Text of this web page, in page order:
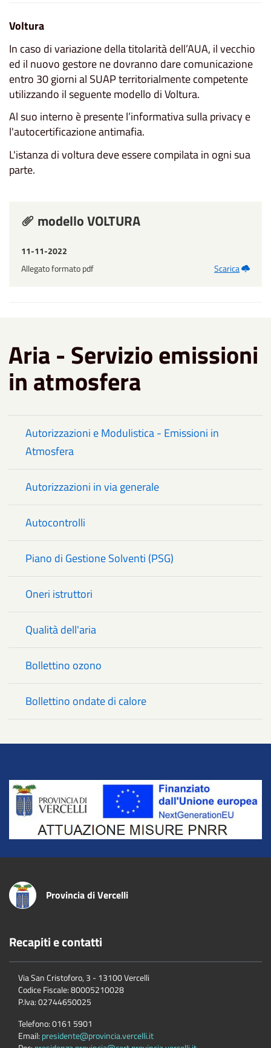
Voltura
In caso di variazione della titolarità dell’AUA, il vecchio
ed il nuovo gestore ne dovranno dare comunicazione
entro 30 giorni al SUAP territorialmente competente
utilizzando il seguente modello di Voltura.
Al suo interno è presente l’informativa sulla privacy e
l'autocertificazione antimafia.
L'istanza di voltura deve essere compilata in ogni sua
parte.
modello VOLTURA
11-11-2022
Allegato formato pdf
Scarica
Aria - Servizio emissioni
in atmosfera
Autorizzazioni e Modulistica - Emissioni in
Atmosfera
Autorizzazioni in via generale
Autocontrolli
Piano di Gestione Solventi (PSG)
Oneri istruttori
Qualità dell'aria
Bollettino ozono
Bollettino ondate di calore
Title
Provincia di Vercelli
Recapiti e contatti
Via San Cristoforo, 3 - 13100 Vercelli
Codice Fiscale:80005210028
P.Iva:02744650025
Telefono:0161 5901
Email: presidente@provincia.vercelli.it